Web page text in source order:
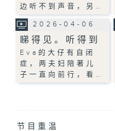
边听不到声音，另…
2026-04-06
睇得见。听得到
Eva的大仔有自闭
症，两夫妇陪著儿
子一直向前行，看…
节目重温